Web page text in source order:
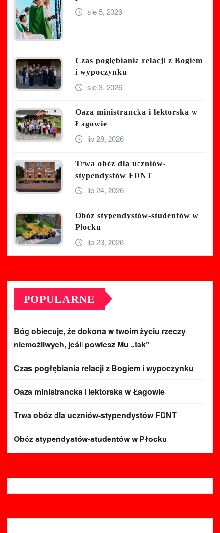
sie 5, 2026
Czas pogłębiania relacji z Bogiem
i wypoczynku
sie 3, 2026
Oaza ministrancka i lektorska w
Łagowie
lip 28, 2026
Trwa obóz dla uczniów-
stypendystów FDNT
lip 24, 2026
Obóz stypendystów-studentów w
Płocku
lip 23, 2026
POPULARNE
Bóg obiecuje, że dokona w twoim życiu rzeczy
niemożliwych, jeśli powiesz Mu „tak”
Czas pogłębiania relacji z Bogiem i wypoczynku
Oaza ministrancka i lektorska w Łagowie
Trwa obóz dla uczniów-stypendystów FDNT
Obóz stypendystów-studentów w Płocku